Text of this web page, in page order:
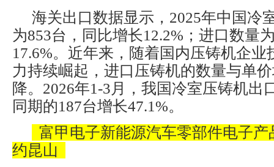
海关出口数据显示，2025年中国冷
为853台，同比增长12.2%；进口数量
17.6%。近年来，随着国内压铸机企业
力持续崛起，进口压铸机的数量与单
降。2026年1-3月，我国冷室压铸机出
同期的187台增长47.1%。
富甲电子新能源汽车零部件电子
约昆山